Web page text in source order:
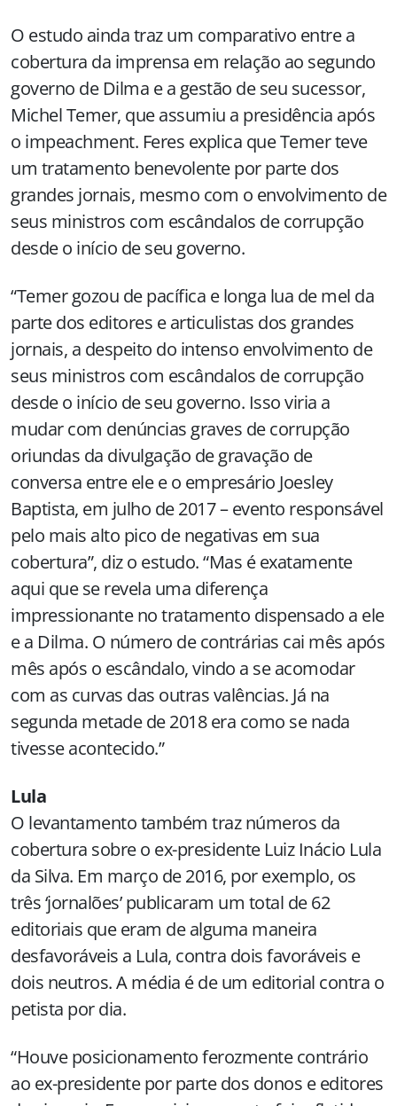
O estudo ainda traz um comparativo entre a
cobertura da imprensa em relação ao segundo
governo de Dilma e a gestão de seu sucessor,
Michel Temer, que assumiu a presidência após
o impeachment. Feres explica que Temer teve
um tratamento benevolente por parte dos
grandes jornais, mesmo com o envolvimento de
seus ministros com escândalos de corrupção
desde o início de seu governo.
“Temer gozou de pacífica e longa lua de mel da
parte dos editores e articulistas dos grandes
jornais, a despeito do intenso envolvimento de
seus ministros com escândalos de corrupção
desde o início de seu governo. Isso viria a
mudar com denúncias graves de corrupção
oriundas da divulgação de gravação de
conversa entre ele e o empresário Joesley
Baptista, em julho de 2017 – evento responsável
pelo mais alto pico de negativas em sua
cobertura”, diz o estudo. “Mas é exatamente
aqui que se revela uma diferença
impressionante no tratamento dispensado a ele
e a Dilma. O número de contrárias cai mês após
mês após o escândalo, vindo a se acomodar
com as curvas das outras valências. Já na
segunda metade de 2018 era como se nada
tivesse acontecido.”
Lula
O levantamento também traz números da
cobertura sobre o ex-presidente Luiz Inácio Lula
da Silva. Em março de 2016, por exemplo, os
três ‘jornalões’ publicaram um total de 62
editoriais que eram de alguma maneira
desfavoráveis a Lula, contra dois favoráveis e
dois neutros. A média é de um editorial contra o
petista por dia.
“Houve posicionamento ferozmente contrário
ao ex-presidente por parte dos donos e editores